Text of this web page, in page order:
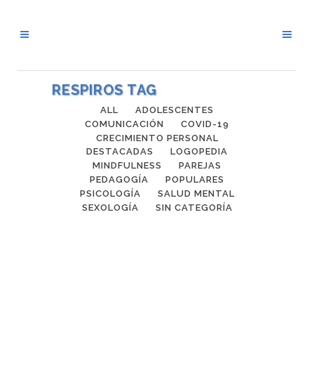
RESPIROS TAG
ALL
ADOLESCENTES
COMUNICACIÓN
COVID-19
CRECIMIENTO PERSONAL
DESTACADAS
LOGOPEDIA
MINDFULNESS
PAREJAS
PEDAGOGÍA
POPULARES
PSICOLOGÍA
SALUD MENTAL
SEXOLOGÍA
SIN CATEGORÍA